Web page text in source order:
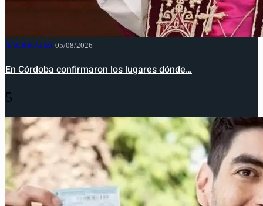
NACIONALES 05/08/2026
En Córdoba confirmaron los lugares dónde…
5